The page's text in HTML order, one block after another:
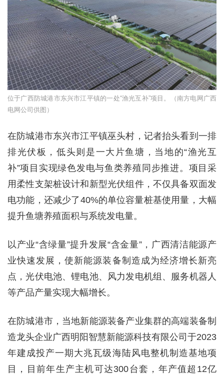
位于广西防城港市东兴市江平镇的一处“渔光互补”项目。（南方电网广西
电网公司供图）
在防城港市东兴市江平镇巫头村，记者抬头看到一排
排光伏板，低头则是一大片鱼塘，当地的“渔光互
补”项目实现绿色发电与鱼类养殖同步推进。项目采
用柔性支架桩设计和新型光伏组件，不仅具备双面发
电功能，还减少了40%的单位容量桩基使用量，大幅
提升鱼塘养殖面积与系统发电量。
以产业“含绿量”提升发展“含金量”，广西清洁能源产
业快速发展，使新能源装备制造成为经济增长新亮
点，光伏电池、锂电池、风力发电机组、服务机器人
等产品产量实现大幅增长。
在防城港市，当地新能源装备产业集群的高端装备制
造龙头企业广西明阳智慧新能源科技有限公司于2023
年建成投产一期大兆瓦级海陆风电整机制造基地项
目，目前年生产主机可达300台套，年产值超12亿